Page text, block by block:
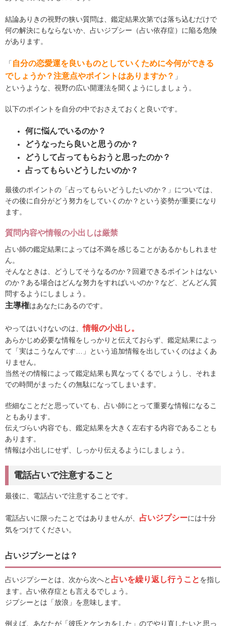
結論ありきの視野の狭い質問は、鑑定結果次第では落ち込むだけで
何の解決にもならないか、占いジプシー（占い依存症）に陥る危険
があります。
「 自分の恋愛運を良いものとしていくために今何ができる
でしょうか？注意点やポイントはありますか？ 」
というような、視野の広い開運法を聞くようにしましょう。
以下のポイントを自分の中でおさえておくと良いです。
何に悩んでいるのか？
どうなったら良いと思うのか？
どうして占ってもらおうと思ったのか？
占ってもらいどうしたいのか？
最後のポイントの「占ってもらいどうしたいのか？」については、
その後に自分がどう努力をしていくのか？という姿勢が重要になり
ます。
質問内容や情報の小出しは厳禁
占い師の鑑定結果によっては不満を感じることがあるかもしれませ
ん。
そんなときは、どうしてそうなるのか？回避できるポイントはない
のか？ある場合はどんな努力をすればいいのか？など、どんどん質
問するようにしましょう。
主導権はあなたにあるのです。
やってはいけないのは、情報の小出し。
あらかじめ必要な情報をしっかりと伝えておらず、鑑定結果によっ
て「実はこうなんです…」という追加情報を出していくのはよくあ
りません。
当然その情報によって鑑定結果も異なってくるでしょうし、それま
での時間がまったくの無駄になってしまいます。
些細なことだと思っていても、占い師にとって重要な情報になるこ
ともあります。
伝えづらい内容でも、鑑定結果を大きく左右する内容であることも
あります。
情報は小出しにせず、しっかり伝えるようにしましょう。
電話占いで注意すること
最後に、電話占いで注意することです。
電話占いに限ったことではありませんが、 占いジプシーには十分
気をつけてください。
占いジプシーとは？
占いジプシーとは、次から次へと 占いを繰り返し行うことを指し
ます。占い依存症とも言えるでしょう。
ジプシーとは「放浪」を意味します。
例えば、あなたが「彼氏とケンカをした」のでやり直したいと思っ